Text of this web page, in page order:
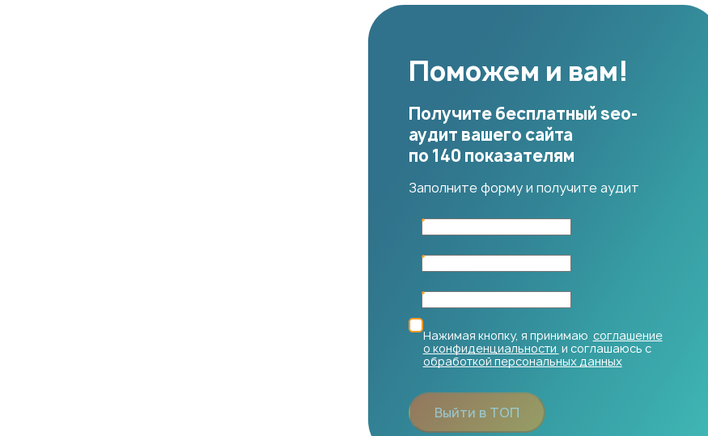
Поможем и вам!
Получите бесплатный seo-
аудит вашего сайта
по 140 показателям
Заполните форму и получите аудит
Нажимая кнопку, я принимаю соглашение
о конфиденциальности и соглашаюсь с
обработкой персональных данных
Выйти в ТОП